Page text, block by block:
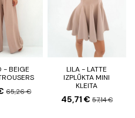
- BEIGE
65,26 €
LILA - LATTE
IZPLŪKTA MINI
KLEITA
45,71 € 57,14 €